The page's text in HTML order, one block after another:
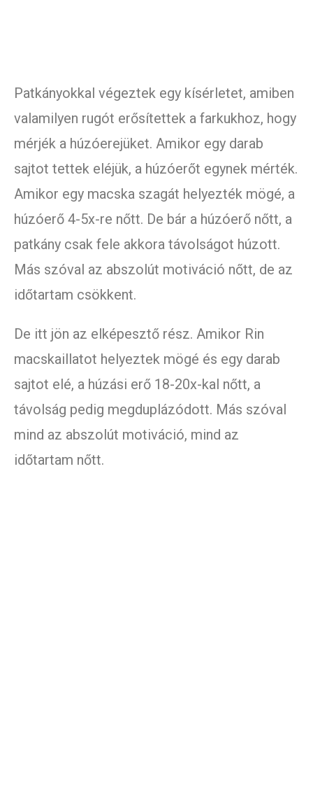
Patkányokkal végeztek egy kísérletet, amiben
valamilyen rugót erősítettek a farkukhoz, hogy
mérjék a húzóerejüket. Amikor egy darab
sajtot tettek eléjük, a húzóerőt egynek mérték.
Amikor egy macska szagát helyezték mögé, a
húzóerő 4-5x-re nőtt. De bár a húzóerő nőtt, a
patkány csak fele akkora távolságot húzott.
Más szóval az abszolút motiváció nőtt, de az
időtartam csökkent.
De itt jön az elképesztő rész. Amikor Rin
macskaillatot helyeztek mögé és egy darab
sajtot elé, a húzási erő 18-20x-kal nőtt, a
távolság pedig megduplázódott. Más szóval
mind az abszolút motiváció, mind az
időtartam nőtt.